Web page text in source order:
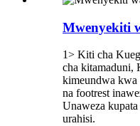
Mwenyekiti
1> Kiti cha
cha kitamaduni,
kimeundwa kwa
na footrest
Unaweza
urahisi.